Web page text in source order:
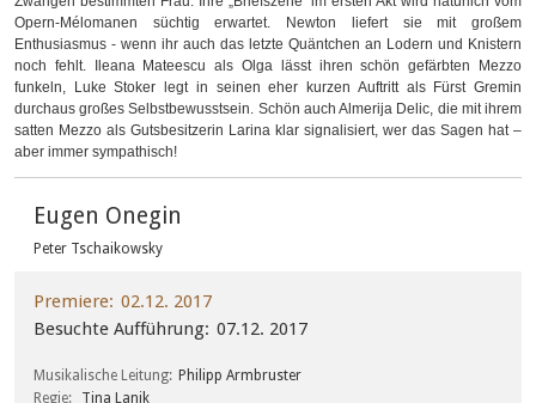
Opern-Mélomanen süchtig erwartet. Newton liefert sie mit großem
Enthusiasmus - wenn ihr auch das letzte Quäntchen an Lodern und Knistern
noch fehlt. Ileana Mateescu als Olga lässt ihren schön gefärbten Mezzo
funkeln, Luke Stoker legt in seinen eher kurzen Auftritt als Fürst Gremin
durchaus großes Selbstbewusstsein. Schön auch Almerija Delic, die mit ihrem
satten Mezzo als Gutsbesitzerin Larina klar signalisiert, wer das Sagen hat –
aber immer sympathisch!
Eugen Onegin
Peter Tschaikowsky
Premiere 02.12. 2017
Besuchte Aufführung 07.12. 2017
Musikalische Leitung Philipp Armbruster
Regie
Tina Lanik